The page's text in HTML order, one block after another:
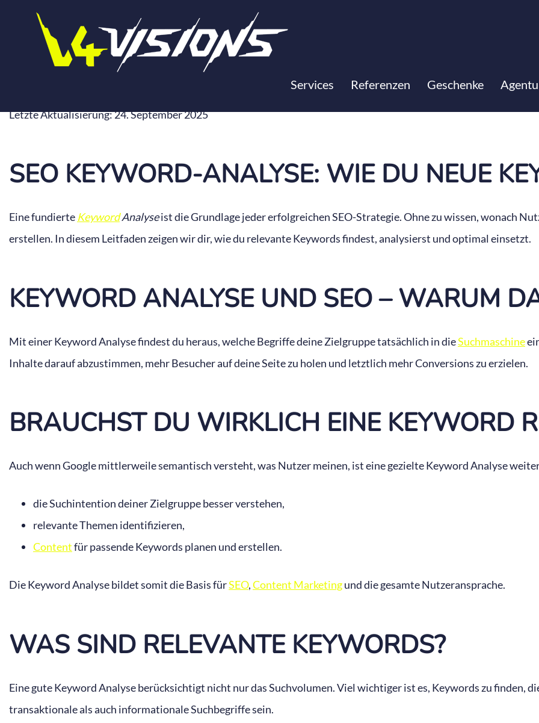
Services Referenzen Geschenke
KEYWORD ANALYSE
Letzte Aktualisierung: 24. September 2025
SEO KEYWORD-ANALYSE: WIE DU NEUE
Eine fundierte KeywordAnalyseist die Grundlage jeder erfolgreichen SEO-Strategie. Ohne zu wissen, wonach
erstellen. In diesem Leitfaden zeigen wir dir, wie du relevante Keywords findest, analysierst und optimal einsetzt.
KEYWORD ANALYSE UND SEO – WARUM
Mit einer Keyword Analyse findest du heraus, welche Begriffe deine Zielgruppe tatsächlich in dieSuchmaschine
Inhalte darauf abzustimmen, mehr Besucher auf deine Seite zu holen und letztlich mehr Conversions zu erzielen.
BRAUCHST DU WIRKLICH EINE KEYWORD
Auch wenn Google mittlerweile semantisch versteht, was Nutzer meinen, ist eine gezielte Keyword Analyse
die Suchintention deiner Zielgruppe besser verstehen,
relevante Themen identifizieren,
Contentfür passende Keywords planen und erstellen.
Die Keyword Analyse bildet somit die Basis fürSEO,Content Marketingund die gesamte Nutzeransprache.
WAS SIND RELEVANTE KEYWORDS?
Eine gute Keyword Analyse berücksichtigt nicht nur das Suchvolumen. Viel wichtiger ist es, Keywords zu finden,
transaktionale als auch informationale Suchbegriffe sein.